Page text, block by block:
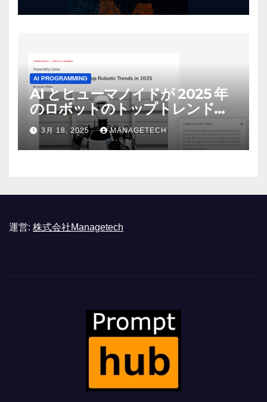
AI PROGRAMMING
AI とヒューマノイドが 2025 年
のロボットのトップトレンドに |
ASSEMBLY
3月 18, 2025 MANAGETECH
運営: 株式会社Managetech